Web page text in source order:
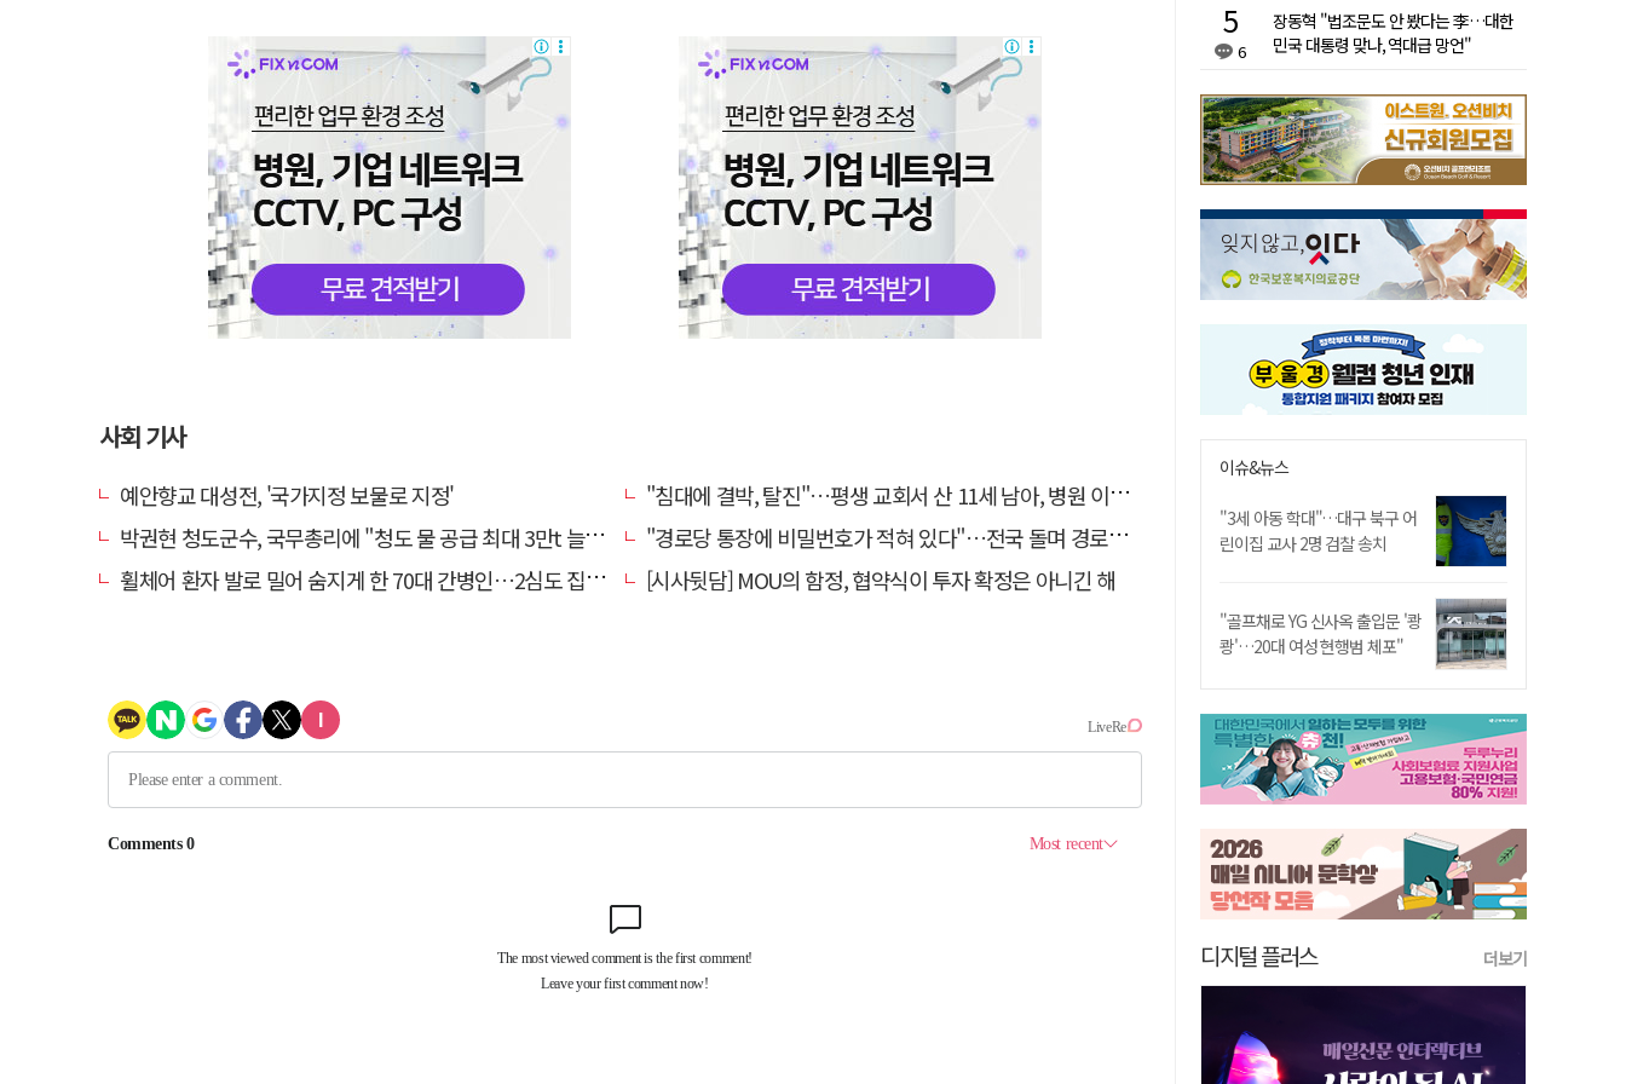
사회 기사
예안향교 대성전, '국가지정 보물로 지정'
"침대에 결박, 탈진"…평생 교회서 산 11세 남아, 병원 이송 끝 숨져
박권현 청도군수, 국무총리에 "청도 물 공급 최대 3만t 늘려달라"
"경로당 통장에 비밀번호가 적혀 있다"…전국 돌며 경로당 13곳 턴 30대 구속
휠체어 환자 발로 밀어 숨지게 한 70대 간병인…2심도 집행유예
[시사뒷담] MOU의 함정, 협약식이 투자 확정은 아니긴 해
6
장동혁 "법조문도 안 봤다는 李…대한
민국 대통령 맞나, 역대급 망언"
이슈&뉴스
"3세 아동 학대"…대구 북구 어
린이집 교사 2명 검찰 송치
"골프채로 YG 신사옥 출입문 '쾅
쾅'…20대 여성 현행범 체포"
디지털 플러스 더보기